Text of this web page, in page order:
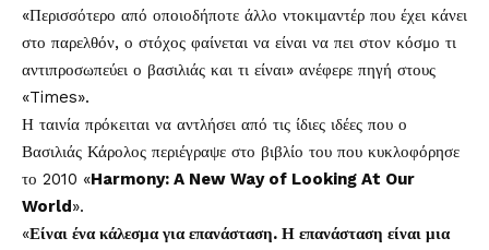
«Περισσότερο από οποιοδήποτε άλλο ντοκιμαντέρ που έχει κάνει
στο παρελθόν, ο στόχος φαίνεται να είναι να πει στον κόσμο τι
αντιπροσωπεύει ο βασιλιάς και τι είναι» ανέφερε πηγή στους
«Times».
Η ταινία πρόκειται να αντλήσει από τις ίδιες ιδέες που ο
Βασιλιάς Κάρολος περιέγραψε στο βιβλίο του που κυκλοφόρησε
το 2010 «Harmony: A New Way of Looking At Our
World».
«Είναι ένα κάλεσμα για επανάσταση. Η επανάσταση είναι μια